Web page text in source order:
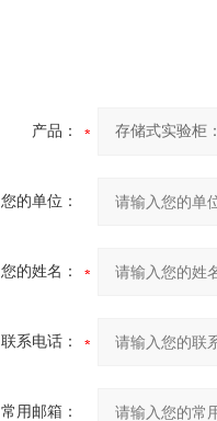
产品：
您的单位：
您的姓名：
联系电话：
常用邮箱：